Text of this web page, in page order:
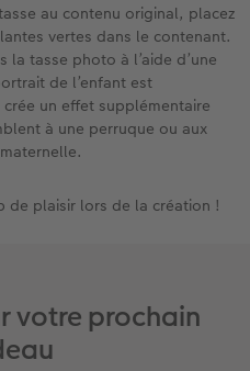
au contenu original, placez
vertes dans le contenant.
tasse photo à l’aide d’une
de l’enfant est
un effet supplémentaire
à une perruque ou aux
de plaisir lors de la création !
votre prochain